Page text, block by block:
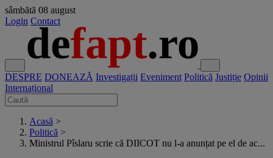
sâmbătă 08 august
Login Contact
DESPRE DONEAZĂ Investigații Eveniment Politică Justiție Opinii
Internațional
Acasă >
Politică >
Ministrul Pîslaru scrie că DIICOT nu l-a anunțat pe el de ac...